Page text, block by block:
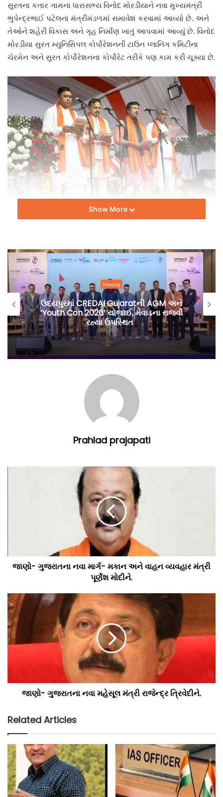
સુરતના કતાર ગામના ધારાસભ્ય વિનોદ મોરડીયાને નવા મુખ્યમંત્રી
ભુપેન્દ્રભાઈ પટેલના મંત્રીમંડળમાં સમાવેશ કરવામાં આવ્યો છે. અને
તેઓને શહેરી વિકાસ અને ગૃહ નિર્માંણ ખાતું આપવામાં આવ્યું છે. વિનોદ
મોરડીયા સુરત મ્યુનિસિપલ કોર્પોરેશનની ટાઉન પ્લાનિંગ કમિટીના
ચેરમેન અને સુરત કોર્પોરેશનના કોર્પોરેટ તરીકે પણ કામ કરી ચૂક્યા છે.
ટીમ બિલ્ટ ઈન્ડિયા.
Show More
Housing
ઉદયપુરમાં CREDAI Gujaratની AGM અને
‘Youth Con 2026’ યોજાઈ, મેવાડના રાજવી
રહ્યા ઉપસ્થિત
Prahlad prajapati
જાણો- ગુજરાતના નવા માર્ગ- મકાન અને વાહન વ્યવહાર મંત્રી
પૂર્ણેશ મોદીને.
જાણો- ગુજરાતના નવા મહેસૂલ મંત્રી રાજેન્દ્ર ત્રિવેદીને.
Related Articles